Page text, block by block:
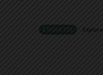
ETIQUETES